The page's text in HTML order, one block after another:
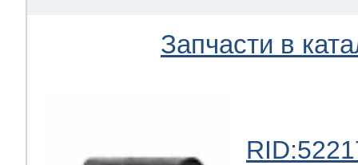
Запчасти в